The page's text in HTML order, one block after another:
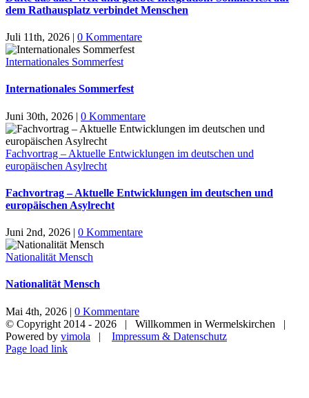
dem Rathausplatz verbindet Menschen
Juli 11th, 2026 | 0 Kommentare
Internationales Sommerfest
Internationales Sommerfest
Juni 30th, 2026 | 0 Kommentare
Fachvortrag – Aktuelle Entwicklungen im deutschen und
europäischen Asylrecht
Fachvortrag – Aktuelle Entwicklungen im deutschen und
europäischen Asylrecht
Juni 2nd, 2026 | 0 Kommentare
Nationalität Mensch
Nationalität Mensch
Mai 4th, 2026 | 0 Kommentare
© Copyright 2014 - 2026 | Willkommen in Wermelskirchen |
Powered by vimola | Impressum & Datenschutz
Page load link